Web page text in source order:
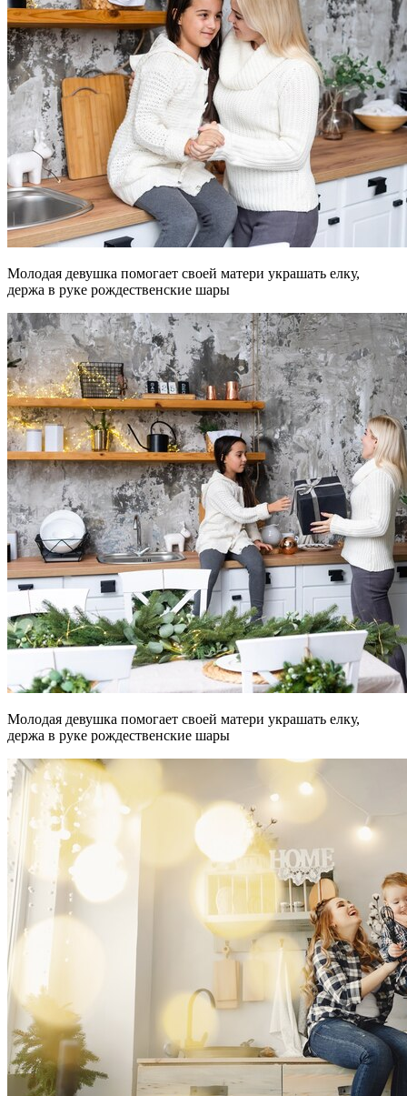
Молодая девушка помогает своей матери украшать елку,
держа в руке рождественские шары
Молодая девушка помогает своей матери украшать елку,
держа в руке рождественские шары